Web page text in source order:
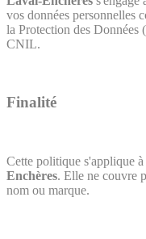
vos données personnelles
la Protection des Données
CNIL.
Finalité
Cette politique s'applique
Enchères. Elle ne couvre
nom ou marque.